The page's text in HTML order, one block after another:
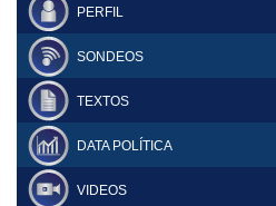
PERFIL
SONDEOS
TEXTOS
DATA POLÍTICA
VIDEOS